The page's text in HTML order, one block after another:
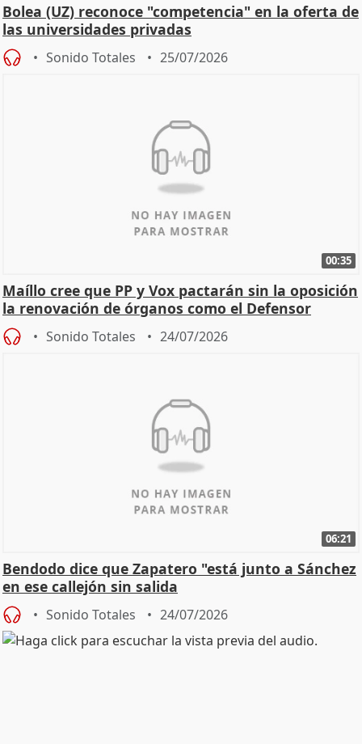
Bolea (UZ) reconoce "competencia" en la oferta de
las universidades privadas
Sonido Totales 25/07/2026
00:35
Maíllo cree que PP y Vox pactarán sin la oposición
la renovación de órganos como el Defensor
Sonido Totales 24/07/2026
06:21
Bendodo dice que Zapatero "está junto a Sánchez
en ese callejón sin salida
Sonido Totales 24/07/2026